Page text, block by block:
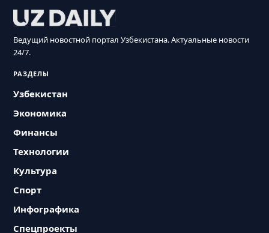
Ведущий новостной портал Узбекистана. Актуальные новости
24/7.
РАЗДЕЛЫ
Узбекистан
Экономика
Финансы
Технологии
Культура
Спорт
Инфографика
Спецпроекты